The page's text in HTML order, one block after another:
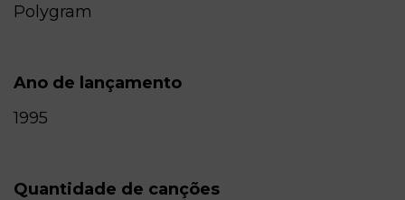
Polygram
Ano de lançamento
1995
Quantidade de canções